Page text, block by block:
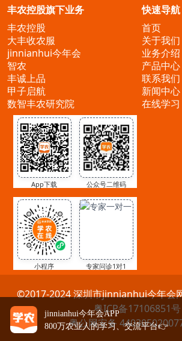
丰农控股旗下业务
丰农控股
大丰收农服
jinnianhui今年会
智农
丰诚上品
甲子启航
数智丰农研究院
快速导航
首页
关于我们
业务介绍
产品中心
联系我们
新闻中心
在线学习
App下载 公众号二维码
小程序 专家问诊1对1
©2017-2024 深圳市jinnianhui今年会
粤ICP备17106851号
粤公网安备
jinnianhui今年会APP
800万农业人的学习、交流平台👉